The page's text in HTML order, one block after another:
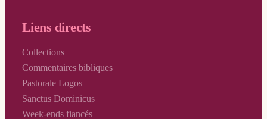
Liens directs
Collections
Commentaires bibliques
Pastorale Logos
Sanctus Dominicus
Week-ends fiancés